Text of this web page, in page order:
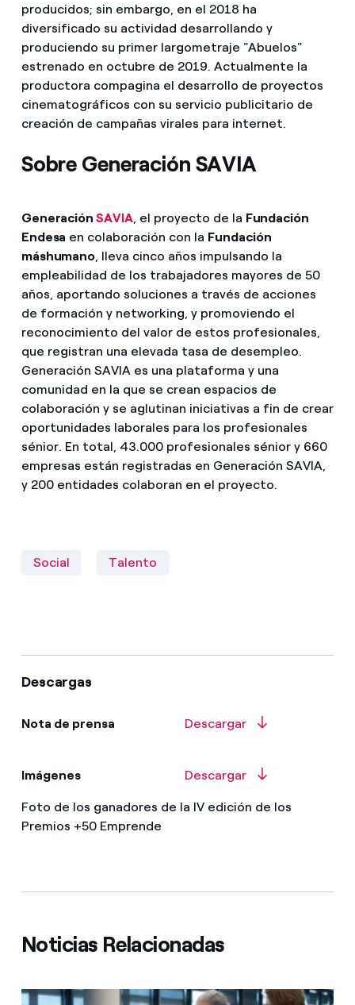
producidos; sin embargo, en el 2018 ha
diversificado su actividad desarrollando y
produciendo su primer largometraje "Abuelos"
estrenado en octubre de 2019. Actualmente la
productora compagina el desarrollo de proyectos
cinematográficos con su servicio publicitario de
creación de campañas virales para internet.
Sobre Generación SAVIA
Generación SAVIA, el proyecto de la Fundación
Endesa en colaboración con la Fundación
máshumano, lleva cinco años impulsando la
empleabilidad de los trabajadores mayores de 50
años, aportando soluciones a través de acciones
de formación y networking, y promoviendo el
reconocimiento del valor de estos profesionales,
que registran una elevada tasa de desempleo.
Generación SAVIA es una plataforma y una
comunidad en la que se crean espacios de
colaboración y se aglutinan iniciativas a fin de crear
oportunidades laborales para los profesionales
sénior. En total, 43.000 profesionales sénior y 660
empresas están registradas en Generación SAVIA,
y 200 entidades colaboran en el proyecto.
Social Talento
Descargas
Nota de prensa Descargar
Imágenes Descargar
Foto de los ganadores de la IV edición de los
Premios +50 Emprende
Noticias Relacionadas